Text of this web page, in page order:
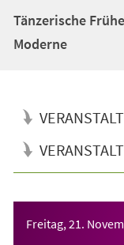
Tänzerische
Moderne
Freitag, 21.